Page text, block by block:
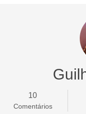
10
Comentários